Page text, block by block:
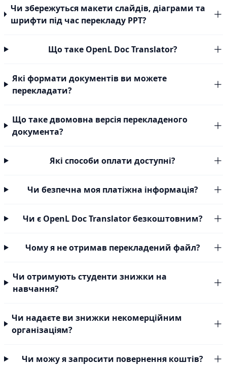
Чи збережуться макети слайдів, діаграми та
шрифти під час перекладу PPT?
Що таке OpenL Doc Translator?
Які формати документів ви можете
перекладати?
Що таке двомовна версія перекладеного
документа?
Які способи оплати доступні?
Чи безпечна моя платіжна інформація?
Чи є OpenL Doc Translator безкоштовним?
Чому я не отримав перекладений файл?
Чи отримують студенти знижки на
навчання?
Чи надаєте ви знижки некомерційним
організаціям?
Чи можу я запросити повернення коштів?